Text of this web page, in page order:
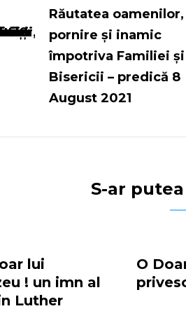
Răutatea oamenilor,
pornire și inamic
împotriva Familiei și
Bisericii – predică 8
August 2021
S-ar
lui
! un imn al
Luther
O